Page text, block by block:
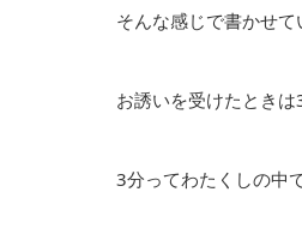
そんな感じで書かせて
お誘いを受けたときは
3分ってわたくしの中